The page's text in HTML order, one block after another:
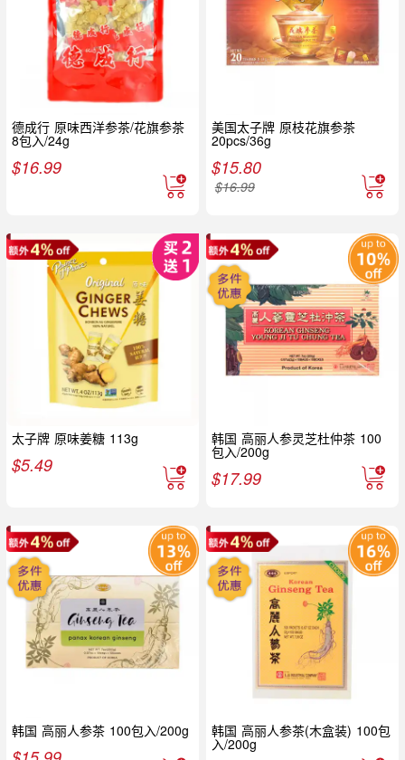
德成行 原味西洋参茶/花旗参茶
8包入/24g
$16.99
美国太子牌 原枝花旗参茶
20pcs/36g
$15.80
$16.99
太子牌 原味姜糖 113g
$5.49
韩国 高丽人参灵芝杜仲茶 100
包入/200g
$17.99
韩国 高丽人参茶 100包入/200g 韩国 高丽人参茶(木盒装) 100包
入/200g